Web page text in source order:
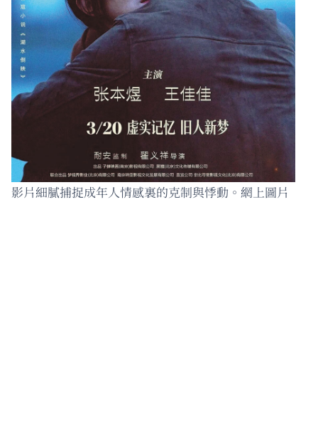
影片細膩捕捉成年人情感裏的克制與悸動。網上圖片